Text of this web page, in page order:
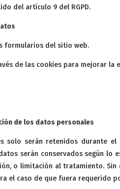
del artículo 9 del RGPD.
formularios del sitio web.
de las cookies para mejorar la
de los datos personales
solo serán retenidos durante
serán conservados según
o limitación al tratamiento.
el caso de que fuera requerido